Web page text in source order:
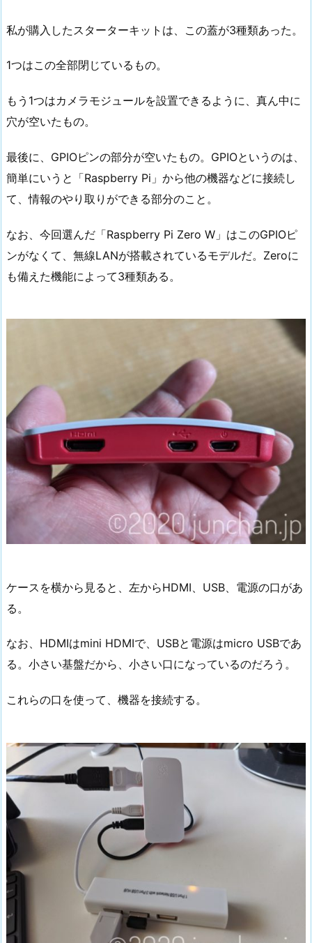
私が購入したスターターキットは、この蓋が3種類あった。
1つはこの全部閉じているもの。
もう1つはカメラモジュールを設置できるように、真ん中に
穴が空いたもの。
最後に、GPIOピンの部分が空いたもの。GPIOというのは、
簡単にいうと「Raspberry Pi」から他の機器などに接続し
て、情報のやり取りができる部分のこと。
なお、今回選んだ「Raspberry Pi Zero W」はこのGPIOピ
ンがなくて、無線LANが搭載されているモデルだ。Zeroに
も備えた機能によって3種類ある。
ケースを横から見ると、左からHDMI、USB、電源の口があ
る。
なお、HDMIはmini HDMIで、USBと電源はmicro USBであ
る。小さい基盤だから、小さい口になっているのだろう。
これらの口を使って、機器を接続する。